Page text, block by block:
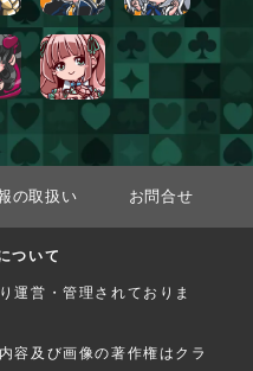
の取扱い お問合せ
ついて
運営・管理されておりま
容及び画像の著作権はクラ